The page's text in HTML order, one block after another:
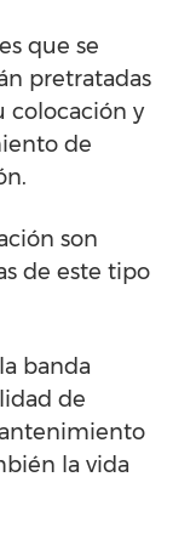
que se
pretratadas
colocación y
de
son
de este tipo
banda
de
la vida